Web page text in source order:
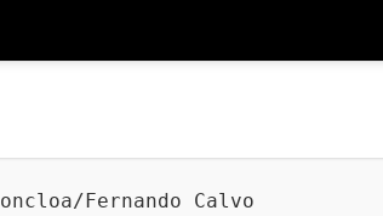
Fernando Calvo